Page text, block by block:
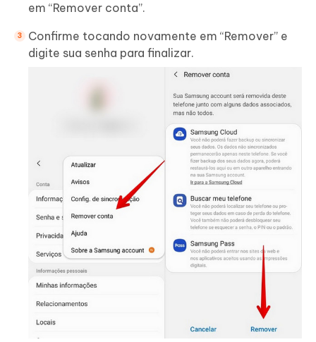
em “Remover conta”.
Confirme tocando novamente em “Remover” e
digite sua senha para finalizar.